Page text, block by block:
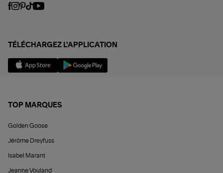
TÉLÉCHARGEZ L'APPLICATION
TOP MARQUES
Golden Goose
Jérôme Dreyfuss
Isabel Marant
Jeanne Vouland